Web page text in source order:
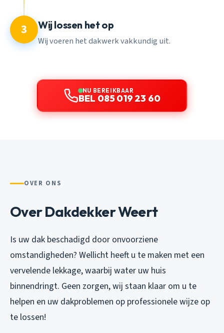
3 Wij lossen het op
Wij voeren het dakwerk vakkundig uit.
NU BEREIKBAAR
BEL 085 019 23 60
OVER ONS
Over Dakdekker Weert
Is uw dak beschadigd door onvoorziene
omstandigheden? Wellicht heeft u te maken met een
vervelende lekkage, waarbij water uw huis
binnendringt. Geen zorgen, wij staan klaar om u te
helpen en uw dakproblemen op professionele wijze op
te lossen!